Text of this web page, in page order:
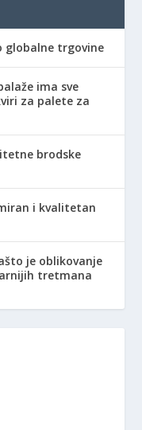
globalne trgovine
ima sve
za palete za
brodske
i kvalitetan
je oblikovanje
tretmana